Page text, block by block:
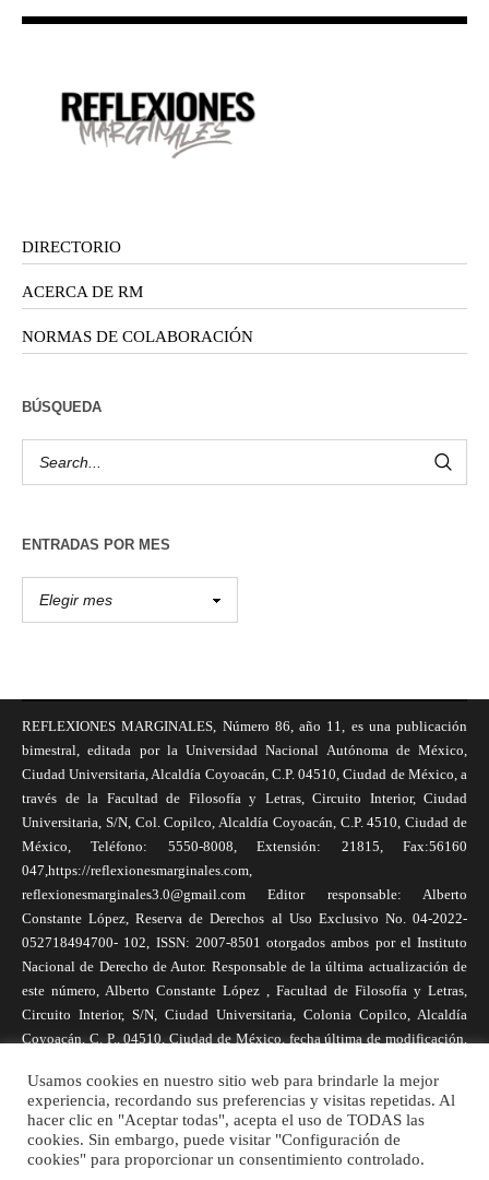
DIRECTORIO
ACERCA DE RM
NORMAS DE COLABORACIÓN
BÚSQUEDA
ENTRADAS POR MES
REFLEXIONES MARGINALES, Número 86, año 11, es una publicación
bimestral, editada por la Universidad Nacional Autónoma de México,
Ciudad Universitaria, Alcaldía Coyoacán, C.P. 04510, Ciudad de México, a
través de la Facultad de Filosofía y Letras, Circuito Interior, Ciudad
Universitaria, S/N, Col. Copilco, Alcaldía Coyoacán, C.P. 4510, Ciudad de
México, Teléfono: 5550-8008, Extensión: 21815, Fax:56160
047,https://reflexionesmarginales.com,
reflexionesmarginales3.0@gmail.com Editor responsable: Alberto
Constante López, Reserva de Derechos al Uso Exclusivo No. 04-2022-
052718494700- 102, ISSN: 2007-8501 otorgados ambos por el Instituto
Nacional de Derecho de Autor. Responsable de la última actualización de
este número, Alberto Constante López , Facultad de Filosofía y Letras,
Circuito Interior, S/N, Ciudad Universitaria, Colonia Copilco, Alcaldía
Coyoacán, C. P., 04510, Ciudad de México, fecha última de modificación,
necesariamente reflejan la postura de la revista, ni de Universidad Nacional
Autónoma de México. Los autores son responsables de los contenidos de
sus artículos. Se autoriza la reproducción total o parcial de los textos aquí
publicados siempre y cuando se cite la fuente completa y la dirección
Usamos cookies en nuestro sitio web para brindarle la mejor
experiencia, recordando sus preferencias y visitas repetidas. Al
hacer clic en "Aceptar todas", acepta el uso de TODAS las
cookies. Sin embargo, puede visitar "Configuración de
cookies" para proporcionar un consentimiento controlado.